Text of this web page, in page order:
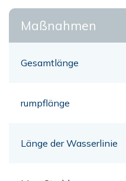
Maßnahmen
Gesamtlänge
rumpflänge
Länge der Wasserlinie